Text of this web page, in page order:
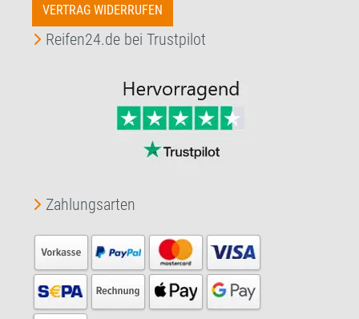
VERTRAG WIDERRUFEN
Reifen24.de bei Trustpilot
Zahlungsarten